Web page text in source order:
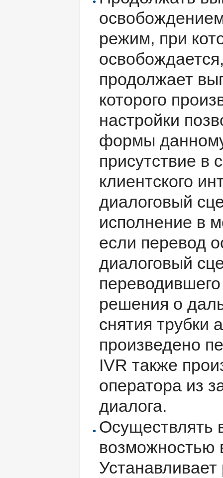
режим, при
продолжает
которого
настройки
формы
присутствие в
клиентского
диалоговый
исполнение в
если перевод
диалоговый
решения о
снятия трубки
произведено
IVR также
оператора из
диалога.
Осуществлять
возможностью